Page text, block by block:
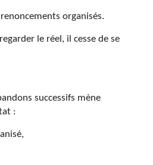
organisés.
le réel, il cesse de se
successifs mène
: